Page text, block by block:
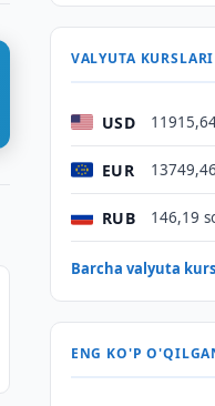
VALYUTA
USD
EUR
RUB 146,19
Barcha valyuta
ENG KO'P